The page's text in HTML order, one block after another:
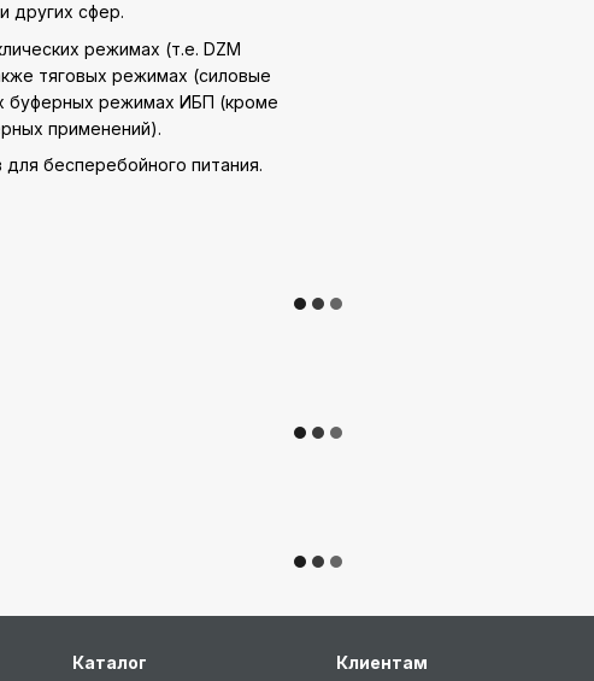
других сфер.
режимах (т.е. DZM
тяговых режимах (силовые
буферных режимах ИБП (кроме
применений).
бесперебойного питания.
Каталог Клиентам